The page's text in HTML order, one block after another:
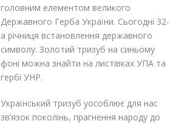
головним елементом великого
Державного Герба України. Сьогодні 32-
а річниця встановлення державного
символу. Золотий тризуб на синьому
фоні можна знайти на листівках УПА та
гербі УНР.
Український тризуб уособлює для нас
зв’язок поколінь, прагнення народу до